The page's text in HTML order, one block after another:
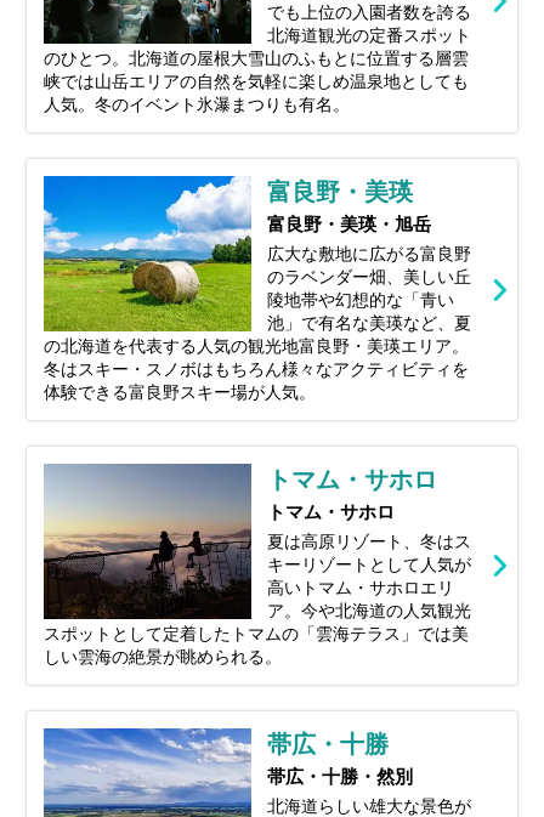
でも上位の入園者数を誇る
北海道観光の定番スポット
のひとつ。北海道の屋根大雪山のふもとに位置する層雲
峡では山岳エリアの自然を気軽に楽しめ温泉地としても
人気。冬のイベント氷瀑まつりも有名。
富良野・美瑛
富良野・美瑛・旭岳
広大な敷地に広がる富良野
のラベンダー畑、美しい丘
陵地帯や幻想的な「青い
池」で有名な美瑛など、夏
の北海道を代表する人気の観光地富良野・美瑛エリア。
冬はスキー・スノボはもちろん様々なアクティビティを
体験できる富良野スキー場が人気。
トマム・サホロ
トマム・サホロ
夏は高原リゾート、冬はス
キーリゾートとして人気が
高いトマム・サホロエリ
ア。今や北海道の人気観光
スポットとして定着したトマムの「雲海テラス」では美
しい雲海の絶景が眺められる。
帯広・十勝
帯広・十勝・然別
北海道らしい雄大な景色が